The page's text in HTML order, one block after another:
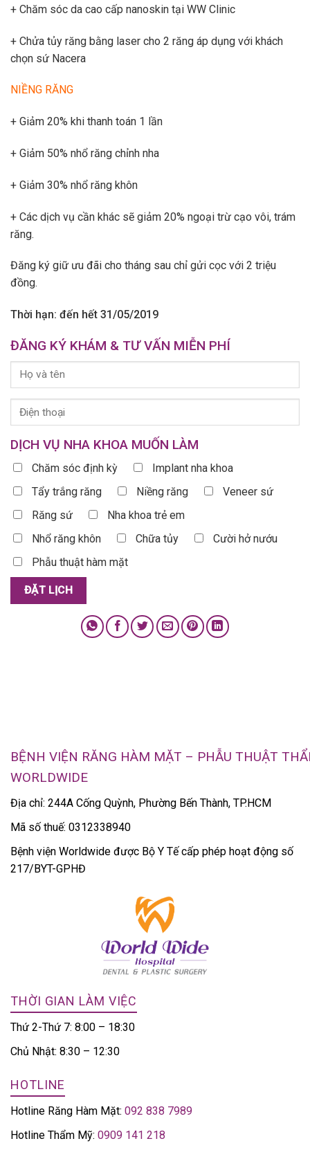
+ Chăm sóc da cao cấp nanoskin tại WW Clinic
+ Chửa tủy răng bằng laser cho 2 răng áp dụng với khách
chọn sứ Nacera
NIỀNG RĂNG
+ Giảm 20% khi thanh toán 1 lần
+ Giảm 50% nhổ răng chỉnh nha
+ Giảm 30% nhổ răng khôn
+ Các dịch vụ cần khác sẽ giảm 20% ngoại trừ cạo vôi, trám
răng.
Đăng ký giữ ưu đãi cho tháng sau chỉ gửi cọc với 2 triệu
đồng.
Thời hạn: đến hết 31/05/2019
ĐĂNG KÝ KHÁM & TƯ VẤN MIỄN PHÍ
DỊCH VỤ NHA KHOA MUỐN LÀM
Chăm sóc định kỳ
Implant nha khoa
Tẩy trắng răng
Niềng răng
Veneer sứ
Răng sứ
Nha khoa trẻ em
Nhổ răng khôn
Chữa tủy
Cười hở nướu
Phẫu thuật hàm mặt
BỆNH VIỆN RĂNG HÀM MẶT – PHẪU THUẬT
WORLDWIDE
Địa chỉ: 244A Cống Quỳnh, Phường Bến Thành, TP.HCM
Mã số thuế: 0312338940
Bệnh viện Worldwide được Bộ Y Tế cấp phép hoạt động số
217/BYT-GPHĐ
THỜI GIAN LÀM VIỆC
Thứ 2-Thứ 7: 8:00 – 18:30
Chủ Nhật: 8:30 – 12:30
HOTLINE
Hotline Răng Hàm Mặt: 092 838 7989
Hotline Thẩm Mỹ: 0909 141 218